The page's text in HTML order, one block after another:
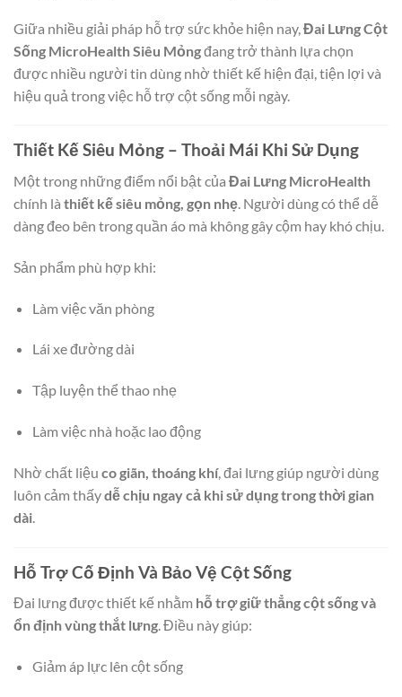
Giữa nhiều giải pháp hỗ trợ sức khỏe hiện nay, Đai Lưng Cột
Sống MicroHealth Siêu Mỏngđang trở thành lựa chọn
được nhiều người tin dùng nhờ thiết kế hiện đại, tiện lợi và
hiệu quả trong việc hỗ trợ cột sống mỗi ngày.
Thiết Kế Siêu Mỏng – Thoải Mái Khi Sử Dụng
Một trong những điểm nổi bật của Đai Lưng MicroHealth
chính là thiết kế siêu mỏng, gọn nhẹ. Người dùng có thể dễ
dàng đeo bên trong quần áo mà không gây cộm hay khó chịu.
Sản phẩm phù hợp khi:
Làm việc văn phòng
Lái xe đường dài
Tập luyện thể thao nhẹ
Làm việc nhà hoặc lao động
Nhờ chất liệu co giãn, thoáng khí, đai lưng giúp người dùng
luôn cảm thấydễ chịu ngay cả khi sử dụng trong thời gian
dài
Hỗ Trợ Cố Định Và Bảo Vệ Cột Sống
Đai lưng được thiết kế nhằm hỗ trợ giữ thẳng cột sống và
ổn định vùng thắt lưng. Điều này giúp:
Giảm áp lực lên cột sống